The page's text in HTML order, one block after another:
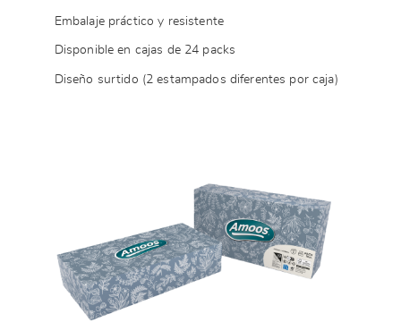
Embalaje práctico y resistente
Disponible en cajas de 24 packs
Diseño surtido (2 estampados diferentes por caja)